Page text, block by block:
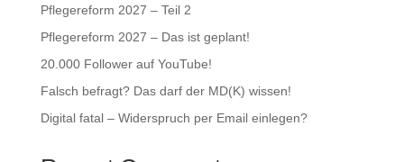
Pflegereform 2027 – Teil 2
Pflegereform 2027 – Das ist geplant!
20.000 Follower auf YouTube!
Falsch befragt? Das darf der MD(K) wissen!
Digital fatal – Widerspruch per Email einlegen?